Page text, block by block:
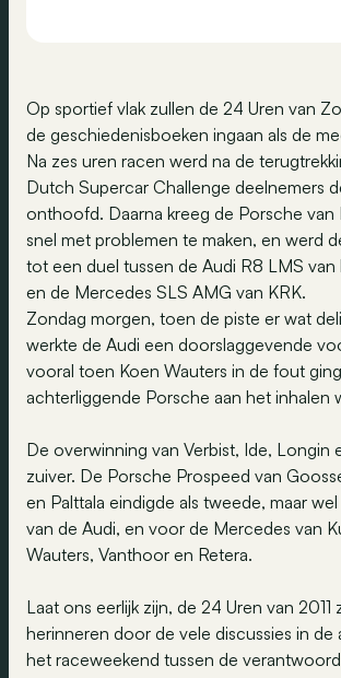
Op sportief vlak zullen de 24 Uren van
de geschiedenisboeken ingaan als de
Na zes uren racen werd na de
Dutch Supercar Challenge deelnemers
onthoofd. Daarna kreeg de Porsche van
snel met problemen te maken, en werd
tot een duel tussen de Audi R8 LMS
en de Mercedes SLS AMG van KRK.
Zondag morgen, toen de piste er wat
werkte de Audi een doorslaggevende
vooral toen Koen Wauters in de fout
achterliggende Porsche aan het inhalen
De overwinning van Verbist, Ide, Longin
zuiver. De Porsche Prospeed van
en Palttala eindigde als tweede, maar
van de Audi, en voor de Mercedes van
Wauters, Vanthoor en Retera.
Laat ons eerlijk zijn, de 24 Uren van
herinneren door de vele discussies in de
het raceweekend tussen de